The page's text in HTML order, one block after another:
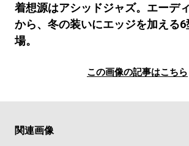
#Commune H #FOCUS IT #AH.H
#ととけん #FASHION #MUSIC
#HANDSOME HANDBOOK
着想源はアシッドジャズ。エーデ
から、冬の装いにエッジを加える
場。
この画像の記事はこちら
関連画像